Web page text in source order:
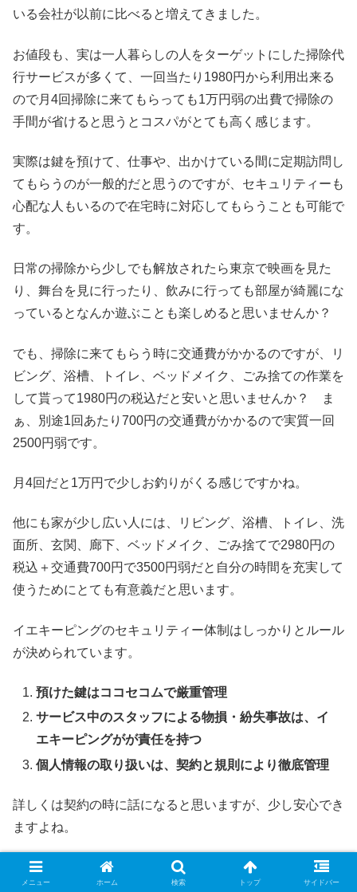
いる会社が以前に比べると増えてきました。
お値段も、実は一人暮らしの人をターゲットにした掃除代
行サービスが多くて、一回当たり1980円から利用出来る
ので月4回掃除に来てもらっても1万円弱の出費で掃除の
手間が省けると思うとコスパがとても高く感じます。
実際は鍵を預けて、仕事や、出かけている間に定期訪問し
てもらうのが一般的だと思うのですが、セキュリティーも
心配な人もいるので在宅時に対応してもらうことも可能で
す。
日常の掃除から少しでも解放されたら東京で映画を見た
り、舞台を見に行ったり、飲みに行っても部屋が綺麗にな
っているとなんか遊ぶことも楽しめると思いませんか？
でも、掃除に来てもらう時に交通費がかかるのですが、リ
ビング、浴槽、トイレ、ベッドメイク、ごみ捨ての作業を
して貰って1980円の税込だと安いと思いませんか？ ま
ぁ、別途1回あたり700円の交通費がかかるので実質一回
2500円弱です。
月4回だと1万円で少しお釣りがくる感じですかね。
他にも家が少し広い人には、リビング、浴槽、トイレ、洗
面所、玄関、廊下、ベッドメイク、ごみ捨てで2980円の
税込＋交通費700円で3500円弱だと自分の時間を充実して
使うためにとても有意義だと思います。
イエキーピングのセキュリティー体制はしっかりとルール
が決められています。
預けた鍵はココセコムで厳重管理
サービス中のスタッフによる物損・紛失事故は、イ
エキーピングがが責任を持つ
個人情報の取り扱いは、契約と規則により徹底管理
詳しくは契約の時に話になると思いますが、少し安心でき
ますよね。
掃除代行だけでなく家事代行のサービス
メニュー ホーム 検索 トップ サイドバー